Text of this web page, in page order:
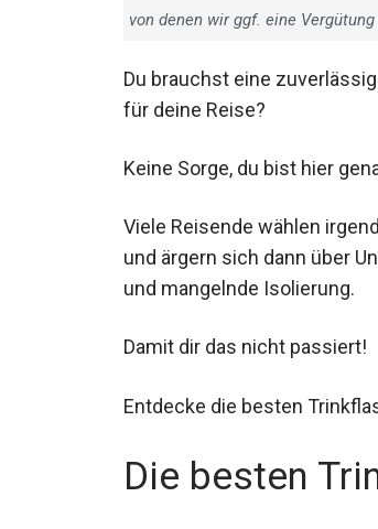
von denen wir ggf. eine
Du brauchst eine
für deine Reise?
Keine Sorge, du bist hier
Viele Reisende wählen
und ärgern sich dann über
und mangelnde Isolierung.
Damit dir das nicht passiert!
Entdecke die besten
Die besten